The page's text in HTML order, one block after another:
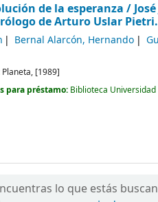
de la esperanza /
de Arturo Uslar Pietri.
Bernal Alarcón, Hernando
Planeta, [1989]
para préstamo: Biblioteca
lo que estás